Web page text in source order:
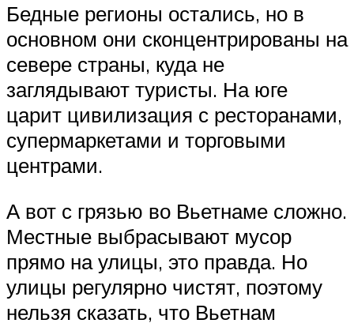
Бедные регионы остались, но в
основном они сконцентрированы на
севере страны, куда не
заглядывают туристы. На юге
царит цивилизация с ресторанами,
супермаркетами и торговыми
центрами.
А вот с грязью во Вьетнаме сложно.
Местные выбрасывают мусор
прямо на улицы, это правда. Но
улицы регулярно чистят, поэтому
нельзя сказать, что Вьетнам